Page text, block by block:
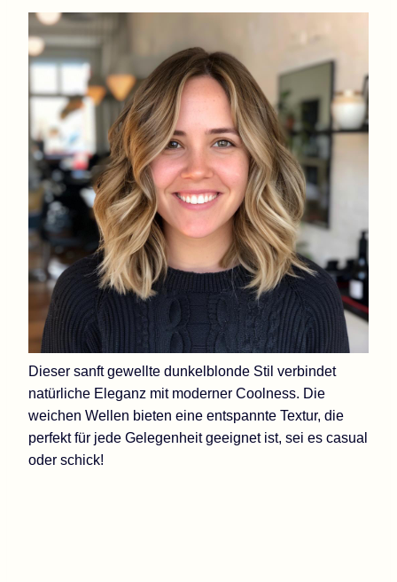
Dieser sanft gewellte dunkelblonde Stil verbindet
natürliche Eleganz mit moderner Coolness. Die
weichen Wellen bieten eine entspannte Textur, die
perfekt für jede Gelegenheit geeignet ist, sei es casual
oder schick!